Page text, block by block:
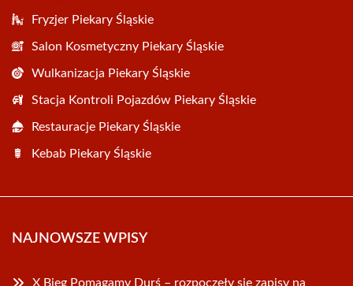
Fryzjer Piekary Śląskie
Salon Kosmetyczny Piekary Śląskie
Wulkanizacja Piekary Śląskie
Stacja Kontroli Pojazdów Piekary Śląskie
Restauracje Piekary Śląskie
Kebab Piekary Śląskie
NAJNOWSZE WPISY
X Bieg Pomagamy Durś – rozpoczęły się zapisy na